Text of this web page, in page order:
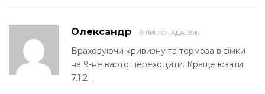
Олександр 8 ЛИСТОПАДА, 2018
Враховуючи кривизну та тормоза вісімки
на 9-не варто переходити. Краще юзати
7.1.2 .